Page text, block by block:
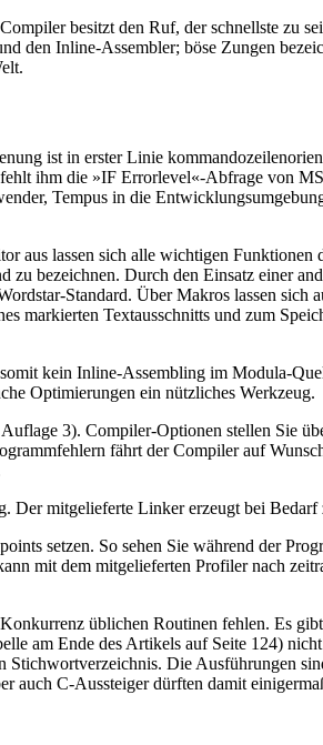
besitzt den Ruf, der schnellste zu
den Inline-Assembler; böse Zungen
ist in erster Linie
ihm die »IF Errorlevel«-Abfrage von
Tempus in die
lassen sich alle wichtigen Funktionen
zu bezeichnen. Durch den Einsatz einer
Standard. Über Makros lassen sich
Textausschnitts und zum
kein Inline-Assembling im Modula-
Optimierungen ein nützliches Werkzeug.
3). Compiler-Optionen stellen Sie
fährt der Compiler auf
mitgelieferte Linker erzeugt bei
setzen. So sehen Sie während der
mit dem mitgelieferten Profiler nach
üblichen Routinen fehlen. Es
am Ende des Artikels auf Seite 124)
Die Ausführungen
auch C-Aussteiger dürften damit